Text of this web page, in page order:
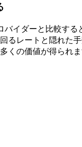
バイダーと比較する
るレートと隠れた手
くの価値が得られま